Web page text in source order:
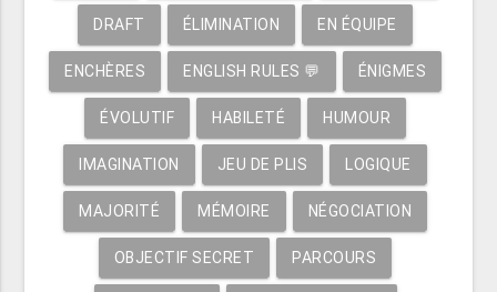
DRAFT ÉLIMINATION EN ÉQUIPE
ENCHÈRES ENGLISH RULES 💬 ÉNIGMES
ÉVOLUTIF HABILETÉ HUMOUR
IMAGINATION JEU DE PLIS LOGIQUE
MAJORITÉ MÉMOIRE NÉGOCIATION
OBJECTIF SECRET PARCOURS